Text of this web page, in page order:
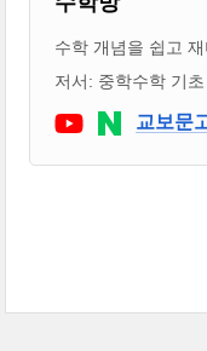
수학 개념을 쉽고
저서: 중학수학 기
Youtube
네이버
교보문